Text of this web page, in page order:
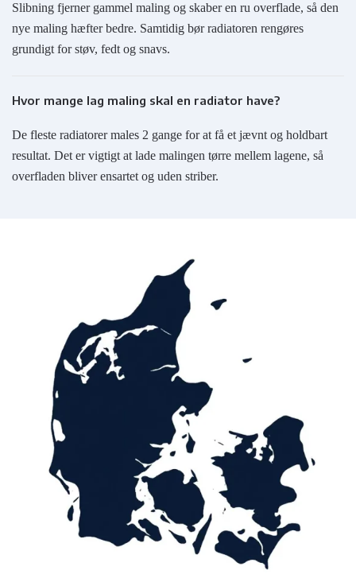
Slibning fjerner gammel maling og skaber en ru overflade, så den
nye maling hæfter bedre. Samtidig bør radiatoren rengøres
grundigt for støv, fedt og snavs.
Hvor mange lag maling skal en radiator have?
De fleste radiatorer males 2 gange for at få et jævnt og holdbart
resultat. Det er vigtigt at lade malingen tørre mellem lagene, så
overfladen bliver ensartet og uden striber.